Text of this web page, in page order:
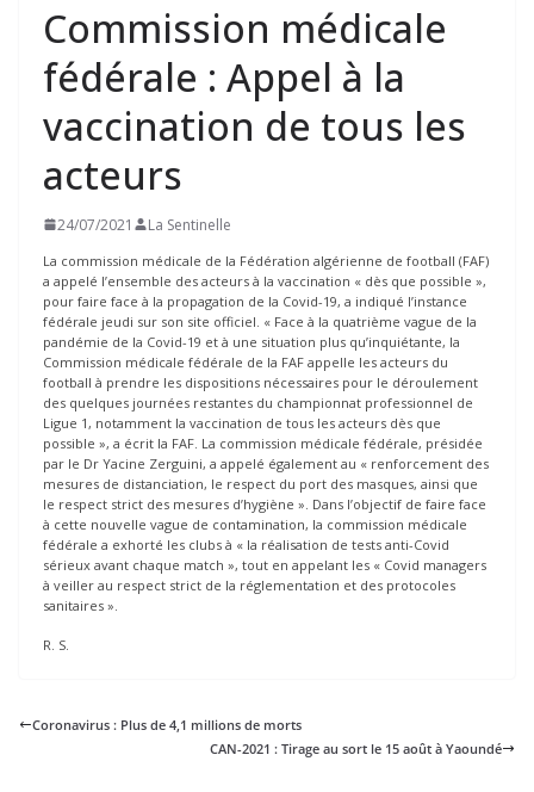
Commission médicale
fédérale : Appel à la
vaccination de tous les
acteurs
24/07/2021 La Sentinelle
La commission médicale de la Fédération algérienne de football (FAF)
a appelé l’ensemble des acteurs à la vaccination « dès que possible »,
pour faire face à la propagation de la Covid-19, a indiqué l’instance
fédérale jeudi sur son site officiel. « Face à la quatrième vague de la
pandémie de la Covid-19 et à une situation plus qu’inquiétante, la
Commission médicale fédérale de la FAF appelle les acteurs du
football à prendre les dispositions nécessaires pour le déroulement
des quelques journées restantes du championnat professionnel de
Ligue 1, notamment la vaccination de tous les acteurs dès que
possible », a écrit la FAF. La commission médicale fédérale, présidée
par le Dr Yacine Zerguini, a appelé également au « renforcement des
mesures de distanciation, le respect du port des masques, ainsi que
le respect strict des mesures d’hygiène ». Dans l’objectif de faire face
à cette nouvelle vague de contamination, la commission médicale
fédérale a exhorté les clubs à « la réalisation de tests anti-Covid
sérieux avant chaque match », tout en appelant les « Covid managers
à veiller au respect strict de la réglementation et des protocoles
sanitaires ».
R. S.
Coronavirus : Plus de 4,1 millions de morts
CAN-2021 : Tirage au sort le 15 août à Yaoundé